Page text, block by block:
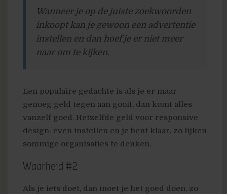
Wanneer je op de juiste zoekwoorden
inkoopt kan je gewoon een advertentie
instellen en dan hoef je er niet meer
naar om te kijken.
Een populaire gedachte is als je er maar
genoeg geld tegen aan gooit, dan komt alles
vanzelf goed. Hetzelfde geld voor responsive
design: even instellen en je bent klaar, zo lijken
sommige organisaties te denken.
Waarheid #2
Als je iets doet, dan moet je het goed doen, zo